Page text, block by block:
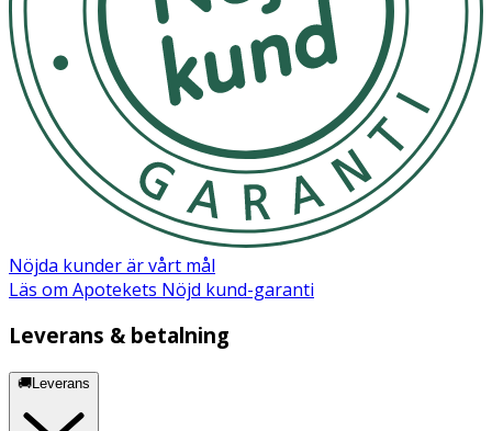
Avlägsnar förband, tejp och fixering utan att skada
huden. Trio Elite® är allergifri och kan sprayas i valfri
vinkel.
Hållbarhet 4 år.
Nöjda kunder är vårt mål
Läs om Apotekets Nöjd kund-garanti
Leverans & betalning
🚚Leverans